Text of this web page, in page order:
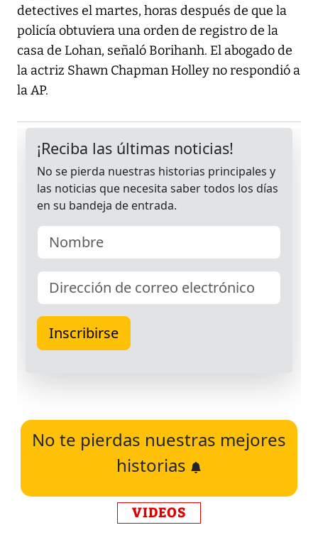
detectives el martes, horas después de que la
policía obtuviera una orden de registro de la
casa de Lohan, señaló Borihanh. El abogado de
la actriz Shawn Chapman Holley no respondió a
la AP.
No te pierdas nuestras mejores
historias
VIDEOS